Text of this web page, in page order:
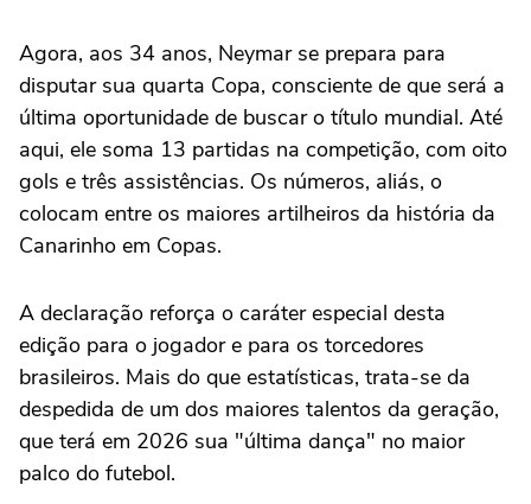
Agora, aos 34 anos, Neymar se prepara para
disputar sua quarta Copa, consciente de que será a
última oportunidade de buscar o título mundial. Até
aqui, ele soma 13 partidas na competição, com oito
gols e três assistências. Os números, aliás, o
colocam entre os maiores artilheiros da história da
Canarinho em Copas.
A declaração reforça o caráter especial desta
edição para o jogador e para os torcedores
brasileiros. Mais do que estatísticas, trata-se da
despedida de um dos maiores talentos da geração,
que terá em 2026 sua "última dança" no maior
palco do futebol.